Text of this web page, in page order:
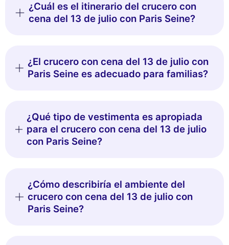
¿Cuál es el itinerario del crucero con
cena del 13 de julio con Paris Seine?
¿El crucero con cena del 13 de julio con
Paris Seine es adecuado para familias?
¿Qué tipo de vestimenta es apropiada
para el crucero con cena del 13 de julio
con Paris Seine?
¿Cómo describiría el ambiente del
crucero con cena del 13 de julio con
Paris Seine?